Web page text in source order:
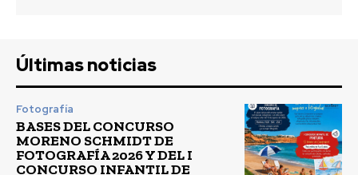
Últimas noticias
Fotografía
BASES DEL CONCURSO
MORENO SCHMIDT DE
FOTOGRAFÍA 2026 Y DEL I
CONCURSO INFANTIL DE